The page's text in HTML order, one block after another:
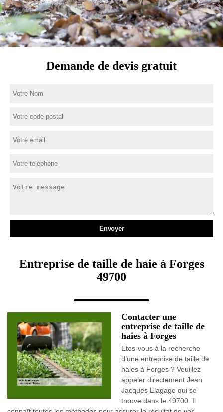
Demande de devis gratuit
Entreprise de taille de haie à Forges
49700
Contacter une
entreprise de taille de
haies à Forges
Etes-vous à la recherche
d’une entreprise de taille de
haies à Forges ? Veuillez
appeler directement Jean
Jacques Elagage qui se
trouve dans le 49700. Il